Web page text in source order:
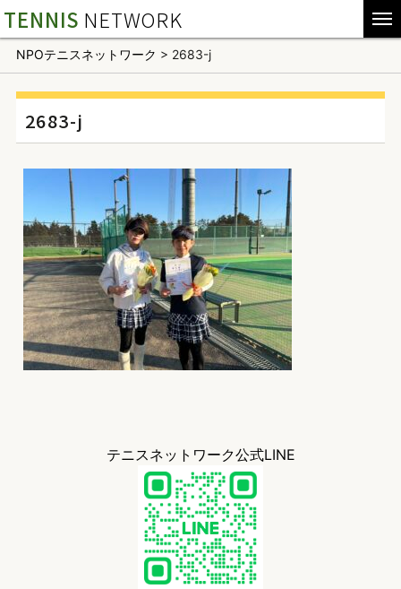
TENNIS NETWORK
NPOテニスネットワーク > 2683-j
2683-j
テニスネットワーク公式LINE